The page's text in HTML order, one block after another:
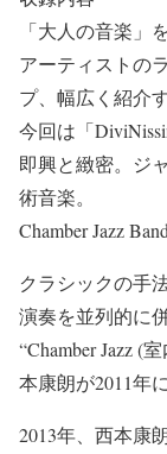
「大人の音楽」
アーティストの
プ、幅広く紹介
今回は「
即興と緻密。ジ
術音楽。
Chamber Jazz
クラシックの手
演奏を並列的に
“Chamber Jazz (
本康朗が2011年
2013年、西本康